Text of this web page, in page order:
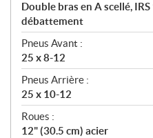
Double bras en A scellé,
débattement
Pneus Avant :
25 x 8-12
Pneus Arrière :
25 x 10-12
Roues :
12" (30.5 cm) acier